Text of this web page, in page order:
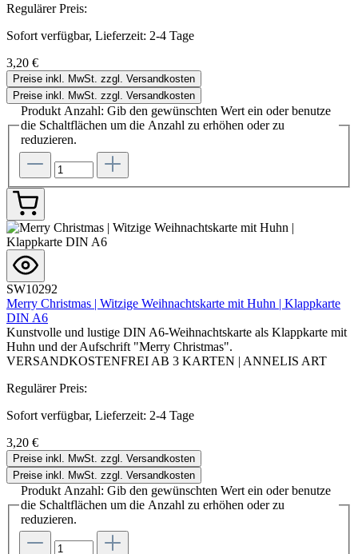
Regulärer Preis:
Sofort verfügbar, Lieferzeit: 2-4 Tage
3,20 €
Preise inkl. MwSt. zzgl. Versandkosten
Preise inkl. MwSt. zzgl. Versandkosten
Produkt Anzahl: Gib den gewünschten Wert ein oder benutze
die Schaltflächen um die Anzahl zu erhöhen oder zu
reduzieren.
SW10292
Merry Christmas | Witzige Weihnachtskarte mit Huhn | Klappkarte
DIN A6
Kunstvolle und lustige DIN A6-Weihnachtskarte als Klappkarte mit
Huhn und der Aufschrift "Merry Christmas".
VERSANDKOSTENFREI AB 3 KARTEN | ANNELIS ART
Regulärer Preis:
Sofort verfügbar, Lieferzeit: 2-4 Tage
3,20 €
Preise inkl. MwSt. zzgl. Versandkosten
Preise inkl. MwSt. zzgl. Versandkosten
Produkt Anzahl: Gib den gewünschten Wert ein oder benutze
die Schaltflächen um die Anzahl zu erhöhen oder zu
reduzieren.